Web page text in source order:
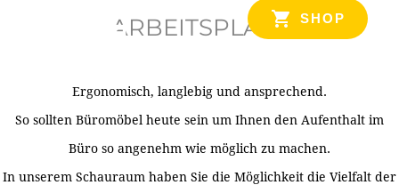
SHOP
ARBEITSPLATZ
Ergonomisch, langlebig und ansprechend.
So sollten Büromöbel heute sein um Ihnen den Aufenthalt im
Büro so angenehm wie möglich zu machen.
In unserem Schauraum haben Sie die Möglichkeit die Vielfalt der